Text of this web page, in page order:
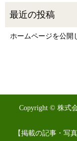
ホームページを公開
Copyright © 株式
【掲載の記事・写